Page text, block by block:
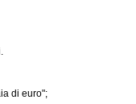
di euro";